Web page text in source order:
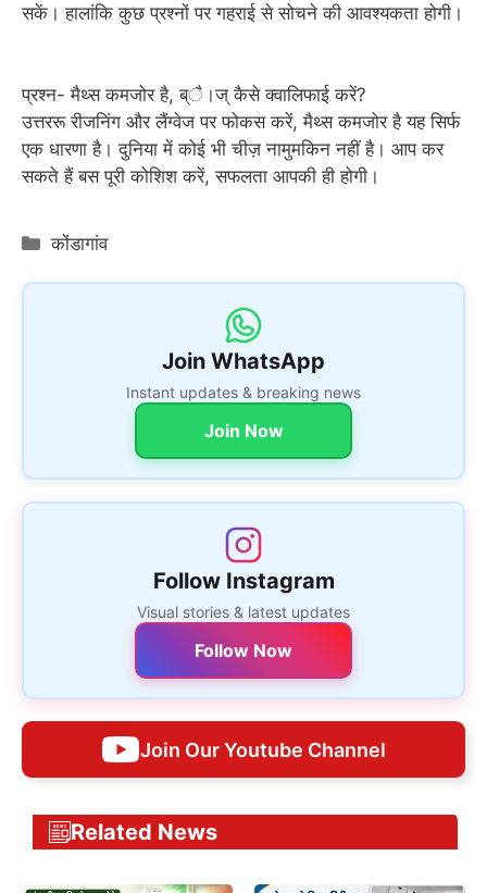
सकें। हालांकि कुछ प्रश्नों पर गहराई से सोचने की आवश्यकता होगी।
प्रश्न- मैथ्स कमजोर है, ब्ै।ज् कैसे क्वालिफाई करें?
उत्तररू रीजनिंग और लैंग्वेज पर फोकस करें, मैथ्स कमजोर है यह सिर्फ
एक धारणा है। दुनिया में कोई भी चीज़ नामुमकिन नहीं है। आप कर
सकते हैं बस पूरी कोशिश करें, सफलता आपकी ही होगी।
Categories
कोंडागांव
Join WhatsApp
Instant updates & breaking news
Join Now
Follow Instagram
Visual stories & latest updates
Follow Now
Join Our Youtube Channel
Related News